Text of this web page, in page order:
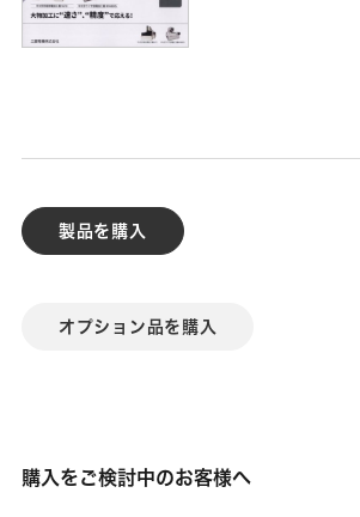
製品を購入
オプション品を購入
購入をご検討中のお客様へ